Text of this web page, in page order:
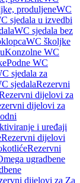
produljeneWC
sjedala u izvedbi
WC sjedala bez
WC školjke
Konzolne WC
Podne WC
sjedala za
sjedalaRezervni
dijelovi za
dijelovi za
i uređaji
Rezervni dijelovi
Rezervni
ugradbene
dijelovi za Za